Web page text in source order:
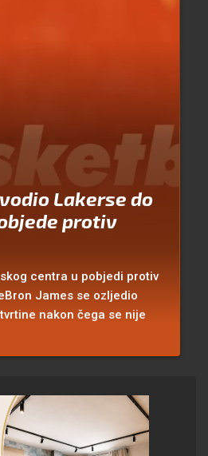
Lakerse do
protiv
centra u pobjedi protiv
James se ozljedio
nakon čega se nije